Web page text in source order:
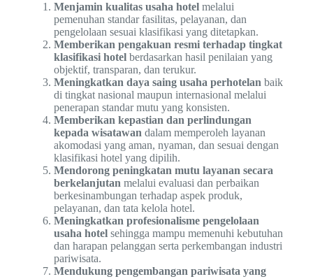
Menjamin kualitas usaha hotelmelalui
pemenuhan standar fasilitas, pelayanan, dan
pengelolaan sesuai klasifikasi yang ditetapkan.
Memberikan pengakuan resmi terhadap tingkat
klasifikasi hotelberdasarkan hasil penilaian yang
objektif, transparan, dan terukur.
Meningkatkan daya saing usaha perhotelan baik
di tingkat nasional maupun internasional melalui
penerapan standar mutu yang konsisten.
Memberikan kepastian dan perlindungan
kepada wisatawan dalam memperoleh layanan
akomodasi yang aman, nyaman, dan sesuai dengan
klasifikasi hotel yang dipilih.
Mendorong peningkatan mutu layanan secara
berkelanjutan melalui evaluasi dan perbaikan
berkesinambungan terhadap aspek produk,
pelayanan, dan tata kelola hotel.
Meningkatkan profesionalisme pengelolaan
usaha hotelsehingga mampu memenuhi kebutuhan
dan harapan pelanggan serta perkembangan industri
pariwisata.
Mendukung pengembangan pariwisata yang